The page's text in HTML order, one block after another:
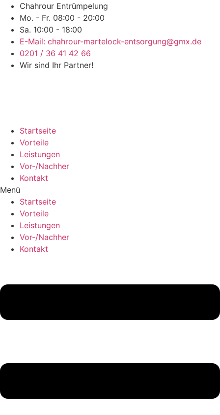
Chahrour Entrümpelung
Mo. - Fr. 08:00 - 20:00
Sa. 10:00 - 18:00
E-Mail: chahrour-martelock-entsorgung@gmx.de
0201 / 36 41 42 66
Wir sind Ihr Partner!
Startseite
Vorteile
Leistungen
Vor-/Nachher
Kontakt
Menü
Startseite
Vorteile
Leistungen
Vor-/Nachher
Kontakt